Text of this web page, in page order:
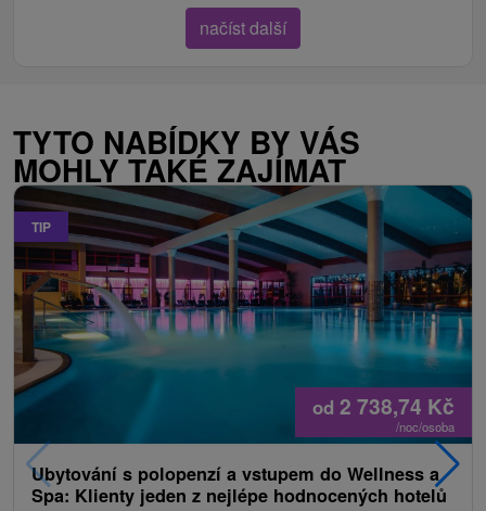
načíst další
TYTO NABÍDKY BY VÁS
MOHLY TAKÉ ZAJÍMAT
TIP
od 2 738,74 Kč
/noc/osoba
Ubytování s polopenzí a vstupem do Wellness a
Spa: Klienty jeden z nejlépe hodnocených hotelů